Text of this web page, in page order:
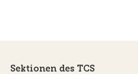
Sektionen des TCS